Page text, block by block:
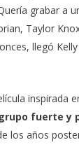
grabar a
, Taylor
llegó
inspirada
fuerte y
los años